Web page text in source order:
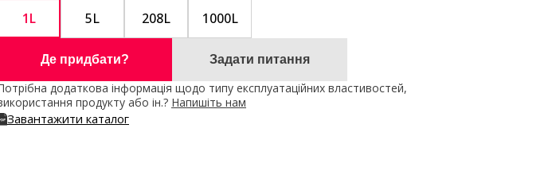
1L
5L 208L 1000L
Де придбати? Задати питання
додаткова інформація щодо типу експлуатаційних властивостей,
продукту або ін.? Напишіть нам
Завантажити каталог